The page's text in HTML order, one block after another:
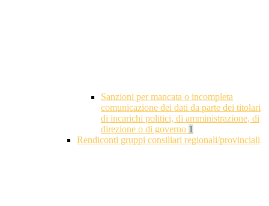
Sanzioni per mancata o incompleta
comunicazione dei dati da parte dei titolari
di incarichi politici, di amministrazione, di
direzione o di governo 1
Rendiconti gruppi consiliari regionali/provinciali